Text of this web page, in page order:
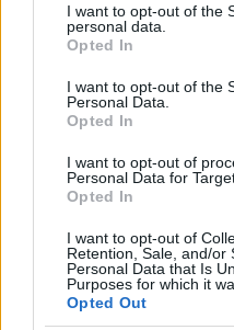
not limited to your visit or
grant or deny consent to
use your data for below
consent section.
I want to opt-out of the
personal data.
Opted In
I want to opt-out of the
Personal Data.
Opted In
I want to opt-out of
Personal Data for
Opted In
I want to opt-out of
Retention, Sale, and/or
Personal Data that Is
Purposes for which it
Opted Out
Entra
Ricevi le
da